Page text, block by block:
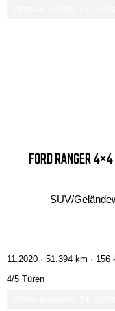
FORD RANGER
SUV/
11.2020 · 51.394 km · 156
4/5 Türen